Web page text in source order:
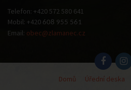
Telefon: +420 572 580 641
Mobil: +420 608 955 561
Email: obec@zlamanec.cz
Domů Úřední deska